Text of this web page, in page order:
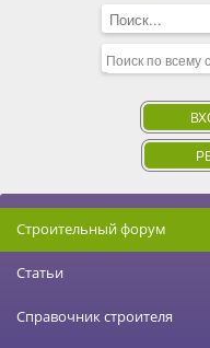
Строительный форум
Статьи
Справочник строителя